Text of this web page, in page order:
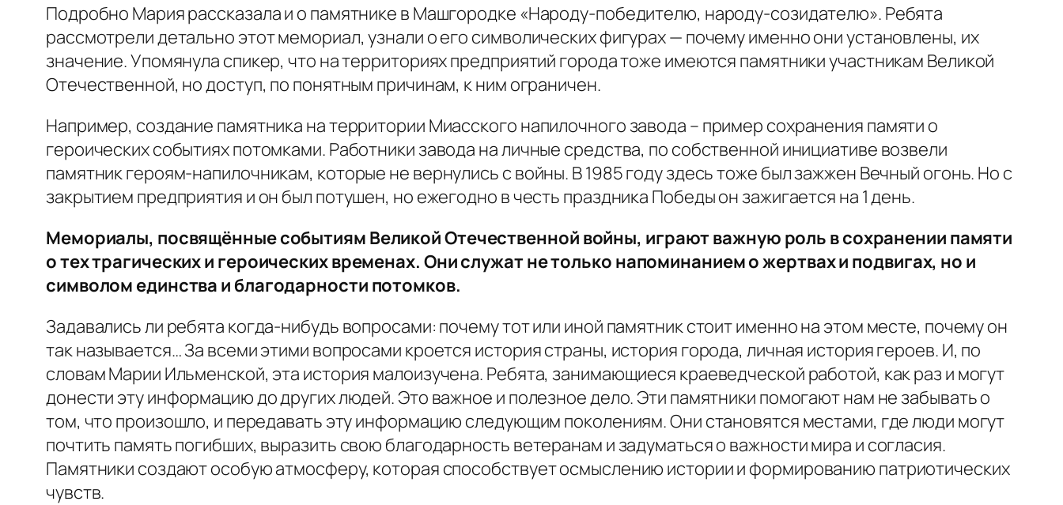
Подробно Мария рассказала и о памятнике в Машгородке «Народу-победителю, народу-созидателю». Ребята
рассмотрели детально этот мемориал, узнали о его символических фигурах — почему именно они установлены, их
значение. Упомянула спикер, что на территориях предприятий города тоже имеются памятники участникам Великой
Отечественной, но доступ, по понятным причинам, к ним ограничен.
Например, создание памятника на территории Миасского напилочного завода – пример сохранения памяти о
героических событиях потомками. Работники завода на личные средства, по собственной инициативе возвели
памятник героям-напилочникам, которые не вернулись с войны. В 1985 году здесь тоже был зажжен Вечный огонь. Но с
закрытием предприятия и он был потушен, но ежегодно в честь праздника Победы он зажигается на 1 день.
Мемориалы, посвящённые событиям Великой Отечественной войны, играют важную роль в сохранении памяти
о тех трагических и героических временах. Они служат не только напоминанием о жертвах и подвигах, но и
символом единства и благодарности потомков.
Задавались ли ребята когда-нибудь вопросами: почему тот или иной памятник стоит именно на этом месте, почему он
так называется… За всеми этими вопросами кроется история страны, история города, личная история героев. И, по
словам Марии Ильменской, эта история малоизучена. Ребята, занимающиеся краеведческой работой, как раз и могут
донести эту информацию до других людей. Это важное и полезное дело. Эти памятники помогают нам не забывать о
том, что произошло, и передавать эту информацию следующим поколениям. Они становятся местами, где люди могут
почтить память погибших, выразить свою благодарность ветеранам и задуматься о важности мира и согласия.
Памятники создают особую атмосферу, которая способствует осмыслению истории и формированию патриотических
чувств.